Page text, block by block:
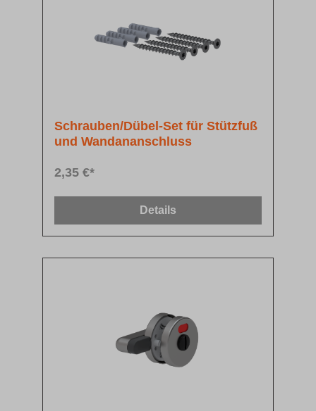
Schrauben/Dübel-Set für Stützfuß
und Wandananschluss
2,35 €*
Details